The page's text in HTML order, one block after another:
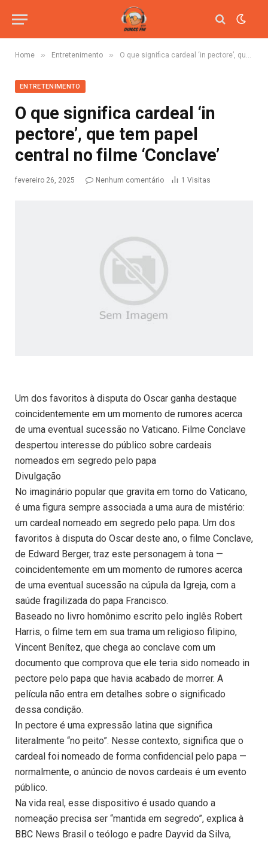
Home » Entretenimento » O que significa cardeal ‘in pectore’, que tem papel central no filme ‘Conclave’
ENTRETENIMENTO
O que significa cardeal ‘in
pectore’, que tem papel
central no filme ‘Conclave’
fevereiro 26, 2025 Nenhum comentário 1 Visitas
Um dos favoritos à disputa do Oscar ganha destaque
coincidentemente em um momento de rumores acerca
de uma eventual sucessão no Vaticano. Filme Conclave
despertou interesse do público sobre cardeais
nomeados em segredo pelo papa
Divulgação
No imaginário popular que gravita em torno do Vaticano,
é uma figura sempre associada a uma aura de mistério:
um cardeal nomeado em segredo pelo papa. Um dos
favoritos à disputa do Oscar deste ano, o filme Conclave,
de Edward Berger, traz este personagem à tona —
coincidentemente em um momento de rumores acerca
de uma eventual sucessão na cúpula da Igreja, com a
saúde fragilizada do papa Francisco.
Baseado no livro homônimo escrito pelo inglês Robert
Harris, o filme tem em sua trama um religioso filipino,
Vincent Benítez, que chega ao conclave com um
documento que comprova que ele teria sido nomeado in
pectore pelo papa que havia acabado de morrer. A
película não entra em detalhes sobre o significado
dessa condição.
In pectore é uma expressão latina que significa
literalmente “no peito”. Nesse contexto, significa que o
cardeal foi nomeado de forma confidencial pelo papa —
normalmente, o anúncio de novos cardeais é um evento
público.
Na vida real, esse dispositivo é usado quando a
nomeação precisa ser “mantida em segredo”, explica à
BBC News Brasil o teólogo e padre Dayvid da Silva,